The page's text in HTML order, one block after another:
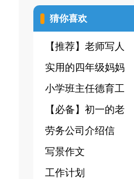
猜你喜欢
【推荐】老师写人
作文300字集合十
篇
实用的四年级妈妈
作文四篇
小学班主任德育工
作计划
【必备】初一的老
师作文集合八篇
劳务公司介绍信
写景作文
工作计划